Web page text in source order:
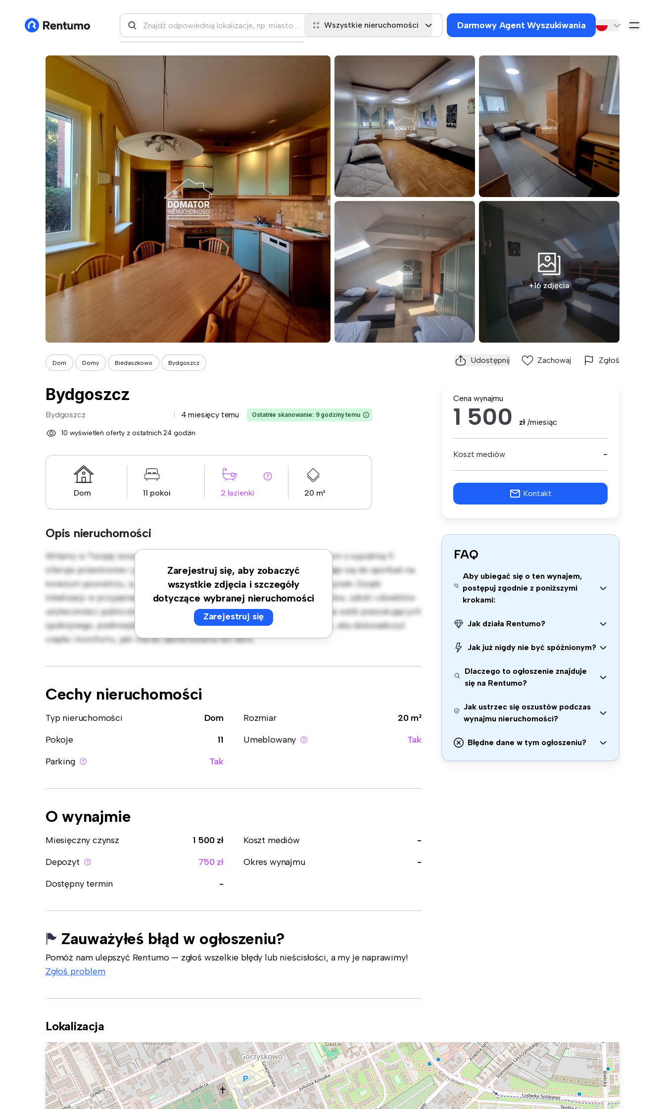
Wszystkie nieruchomości Darmowy Agent Wyszukiwania
+16 zdjęcia
Dom Domy Biedaszkowo Bydgoszcz Udostępnij Zachowaj Zgłoś
Bydgoszcz
Bydgoszcz 4 miesięcy temu Ostatnie skanowanie: 9 godziny temu
10 wyświetleń oferty z ostatnich 24 godzin
Dom 11 pokoi 2 łazienki 20 m²
Opis nieruchomości
Zarejestruj się, aby zobaczyć
wszystkie zdjęcia i szczegóły
dotyczące wybranej nieruchomości
Zarejestruj się
Witamy w Twojej nowej podmiejskiej oazie w Bydgoszcz! Ten uroczy dom z sypialnią 11
oferuje przestronne i przyjazne otoczenie. Duże podwórko idealnie nadaje się do spotkań na
świeżym powietrzu, a przytulne wnętrze zapewnia komfortowy wypoczynek. Dzięki
lokalizacji w przyjaznej rodzinom okolicy będziesz mieć dostęp do parków, szkół i obiektów
użyteczności publicznej. Dom ten, wyceniony na 1 500 zł, jest idealny dla osób poszukujących
spokojnego, podmiejskiego stylu życia. Umów się na obejrzenie już dziś, aby doświadczyć
ciepła i komfortu, jaki ma do zaoferowania ten dom.
Cechy nieruchomości
Typ nieruchomości Dom Rozmiar
20 m²
Pokoje
11 Umeblowany
Tak
Parking
Tak
O wynajmie
Miesięczny czynsz 1 500 zł Koszt mediów
-
Depozyt
750 zł Okres wynajmu
-
Dostępny termin
-
Zauważyłeś błąd w ogłoszeniu?
Pomóż nam ulepszyć Rentumo — zgłoś wszelkie błędy lub nieścisłości, a my je naprawimy!
Zgłoś problem
Cena wynajmu
1 500 zł /miesiąc
Koszt mediów -
Kontakt
FAQ
Aby ubiegać się o ten wynajem,
postępuj zgodnie z poniższymi
krokami:
Jak działa Rentumo?
Jak już nigdy nie być spóźnionym?
Dlaczego to ogłoszenie znajduje
się na Rentumo?
Jak ustrzec się oszustów podczas
wynajmu nieruchomości?
Błędne dane w tym ogłoszeniu?
Lokalizacja